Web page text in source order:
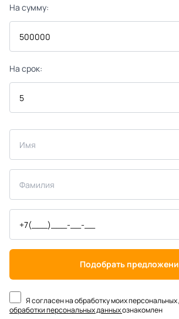
На сумму:
На срок:
Подобрать
Я согласен на обработку моих
обработки персональных данныхознакомлен